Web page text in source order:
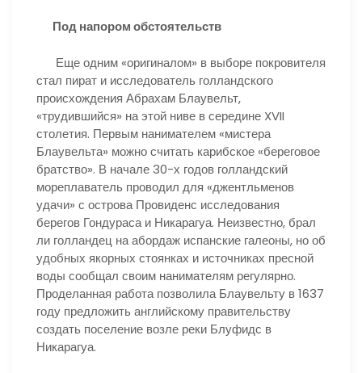
Под напором обстоятельств
Еще одним «оригиналом» в выборе покровителя
стал пират и исследователь голландского
происхождения Абрахам Блаувельт,
«трудившийся» на этой ниве в середине XVII
столетия. Первым нанимателем «мистера
Блаувельта» можно считать карибское «береговое
братство». В начале 30-х годов голландский
мореплаватель проводил для «джентльменов
удачи» с острова Провиденс исследования
берегов Гондураса и Никарагуа. Неизвестно, брал
ли голландец на абордаж испанские галеоны, но об
удобных якорных стоянках и источниках пресной
воды сообщал своим нанимателям регулярно.
Проделанная работа позволила Блаувельту в 1637
году предложить английскому правительству
создать поселение возле реки Блуфидс в
Никарагуа.